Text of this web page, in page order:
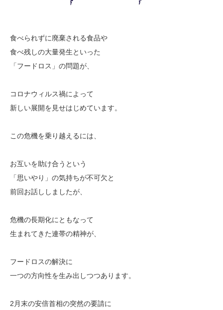
食べられずに廃棄される食品や
食べ残しの大量発生といった
「フードロス」の問題が、
コロナウィルス禍によって
新しい展開を見せはじめています。
この危機を乗り越えるには、
お互いを助け合うという
「思いやり」の気持ちが不可欠と
前回お話ししましたが、
危機の長期化にともなって
生まれてきた連帯の精神が、
フードロスの解決に
一つの方向性を生み出しつつあります。
2月末の安倍首相の突然の要請に